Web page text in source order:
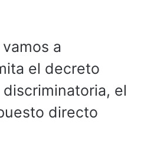
a
el decreto
el
directo